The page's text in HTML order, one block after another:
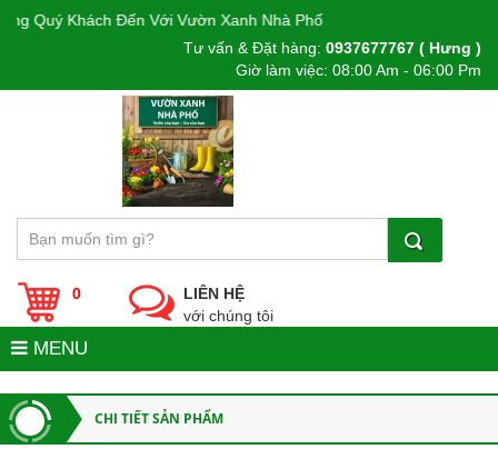
Khách Đến Với Vườn Xanh Nhà Phố
Tư vấn & Đặt hàng: 0937677767 ( Hưng )
Giờ làm việc: 08:00 Am - 06:00 Pm
0
LIÊN HỆ
với chúng tôi
MENU
CHI TIẾT SẢN PHẨM